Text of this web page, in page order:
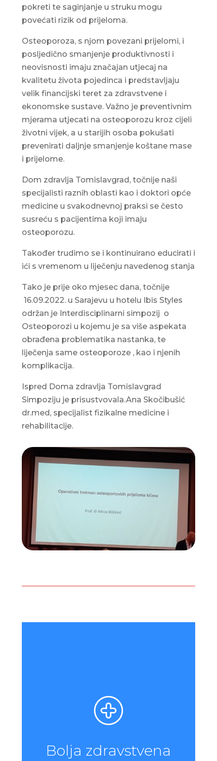
pokreti te saginjanje u struku mogu
povećati rizik od prijeloma.
Osteoporoza, s njom povezani prijelomi, i
posljedično smanjenje produktivnosti i
neovisnosti imaju značajan utjecaj na
kvalitetu života pojedinca i predstavljaju
velik financijski teret za zdravstvene i
ekonomske sustave. Važno je preventivnim
mjerama utjecati na osteoporozu kroz cijeli
životni vijek, a u starijih osoba pokušati
prevenirati daljnje smanjenje koštane mase
i prijelome.
Dom zdravlja Tomislavgrad, točnije naši
specijalisti raznih oblasti kao i doktori opće
medicine u svakodnevnoj praksi se često
susreću s pacijentima koji imaju
osteoporozu.
Također trudimo se i kontinuirano educirati i
ići s vremenom u liječenju navedenog stanja
Tako je prije oko mjesec dana, točnije
16.09.2022. u Sarajevu u hotelu Ibis Styles
održan je Interdisciplinarni simpozij o
Osteoporozi u kojemu je sa više aspekata
obrađena problematika nastanka, te
liječenja same osteoporoze , kao i njenih
komplikacija.
Ispred Doma zdravlja Tomislavgrad
Simpoziju je prisustvovala.Ana Skočibušić
dr.med, specijalist fizikalne medicine i
rehabilitacije.
Bolja zdravstvena